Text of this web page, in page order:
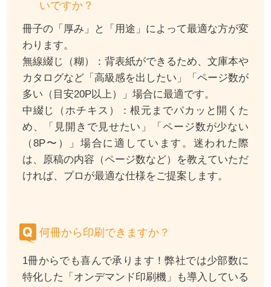
いですか？
冊子の「厚み」と「用途」によって最適な方が変
わります。
無線綴じ（糊）：背表紙ができるため、文庫本や
カタログなど「高級感を出したい」「ページ数が
多い（目安20P以上）」場合に最適です。
中綴じ（ホチキス）：根元までパカッと開くた
め、「見開きで見せたい」「ページ数が少ない
（8P〜）」場合に適しています。迷われた際
は、原稿の内容（ページ数など）を教えていただ
ければ、プロが最適な仕様をご提案します。
何冊から印刷できますか？
1冊からでも喜んで承ります！弊社では少部数に
特化した「オンデマンド印刷機」も導入している